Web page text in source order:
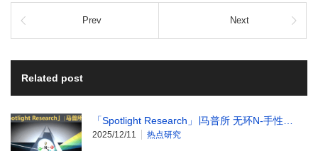
Prev Next
Related post
「Spotlight Research」∣马普所 无环N-手性…
2025/12/11 热点研究